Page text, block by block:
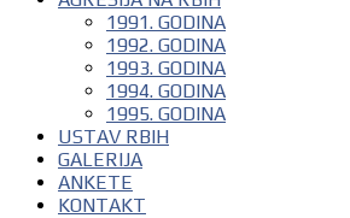
1991. GODINA
1992. GODINA
1993. GODINA
1994. GODINA
1995. GODINA
USTAV RBIH
GALERIJA
ANKETE
KONTAKT